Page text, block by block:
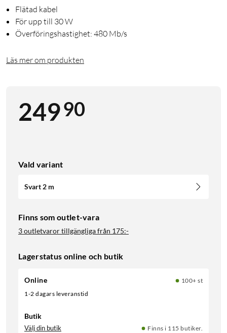
Flätad kabel
För upp till 30 W
Överföringshastighet: 480 Mb/s
Läs mer om produkten
24990
Vald variant
Svart 2 m
Finns som outlet-vara
3 outletvaror tillgängliga från 175:-
Lagerstatus online och butik
Online
100+ st
1-2 dagars leveranstid
Butik
Välj din butik Finns i 115 butiker.